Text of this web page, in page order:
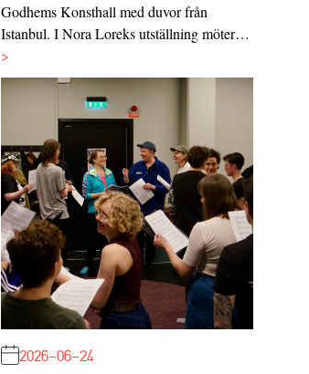
Godhems Konsthall med duvor från
Istanbul. I Nora Loreks utställning möter…
>
2026-06-24